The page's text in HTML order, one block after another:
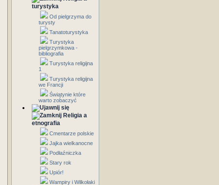
turystyka
Od pielgrzyma do
turysty
Tanatoturystyka
Turystyka
pielgrzymkowa -
bibliografia
Turystyka religijna
1
Turystyka religijna
we Francji
Świątynie które
warto zobaczyć
Religia a
etnografia
Cmentarze polskie
Jajka wielkanocne
Podłaźniczka
Stary rok
Upiór!
Wampiry i Wilkołaki